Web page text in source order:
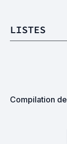
LISTES
Compilation